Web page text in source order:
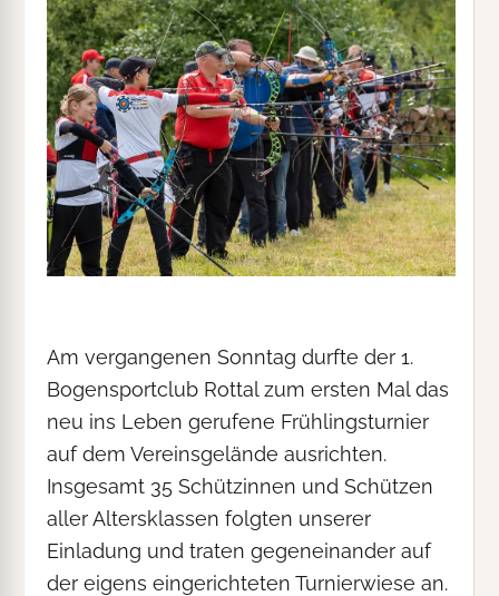
Am vergangenen Sonntag durfte der 1.
Bogensportclub Rottal zum ersten Mal das
neu ins Leben gerufene Frühlingsturnier
auf dem Vereinsgelände ausrichten.
Insgesamt 35 Schützinnen und Schützen
aller Altersklassen folgten unserer
Einladung und traten gegeneinander auf
der eigens eingerichteten Turnierwiese an.